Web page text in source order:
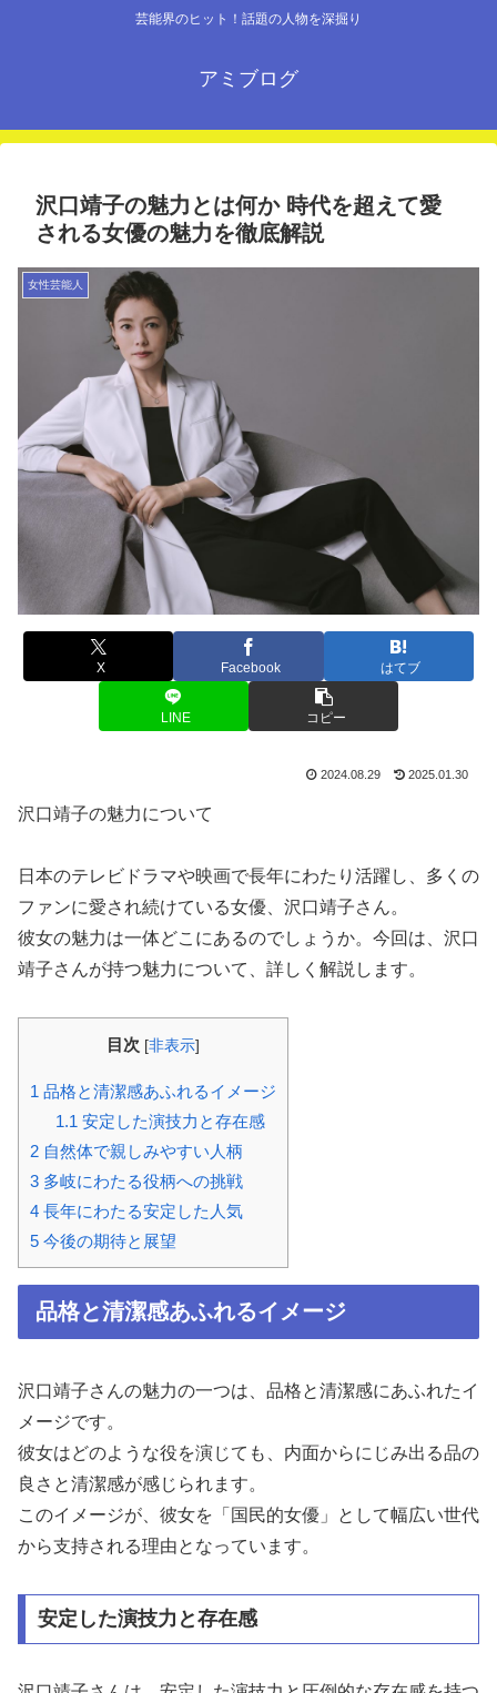
芸能界のヒット！話題の人物を深掘り
アミブログ
沢口靖子の魅力とは何か 時代を超えて愛
される女優の魅力を徹底解説
女性芸能人
X Facebook はてブ
LINE コピー
2024.08.29 2025.01.30
沢口靖子の魅力について
日本のテレビドラマや映画で長年にわたり活躍し、多くの
ファンに愛され続けている女優、沢口靖子さん。
彼女の魅力は一体どこにあるのでしょうか。今回は、沢口
靖子さんが持つ魅力について、詳しく解説します。
目次 [非表示]
1 品格と清潔感あふれるイメージ
1.1 安定した演技力と存在感
2 自然体で親しみやすい人柄
3 多岐にわたる役柄への挑戦
4 長年にわたる安定した人気
5 今後の期待と展望
品格と清潔感あふれるイメージ
沢口靖子さんの魅力の一つは、品格と清潔感にあふれたイ
メージです。
彼女はどのような役を演じても、内面からにじみ出る品の
良さと清潔感が感じられます。
このイメージが、彼女を「国民的女優」として幅広い世代
から支持される理由となっています。
安定した演技力と存在感